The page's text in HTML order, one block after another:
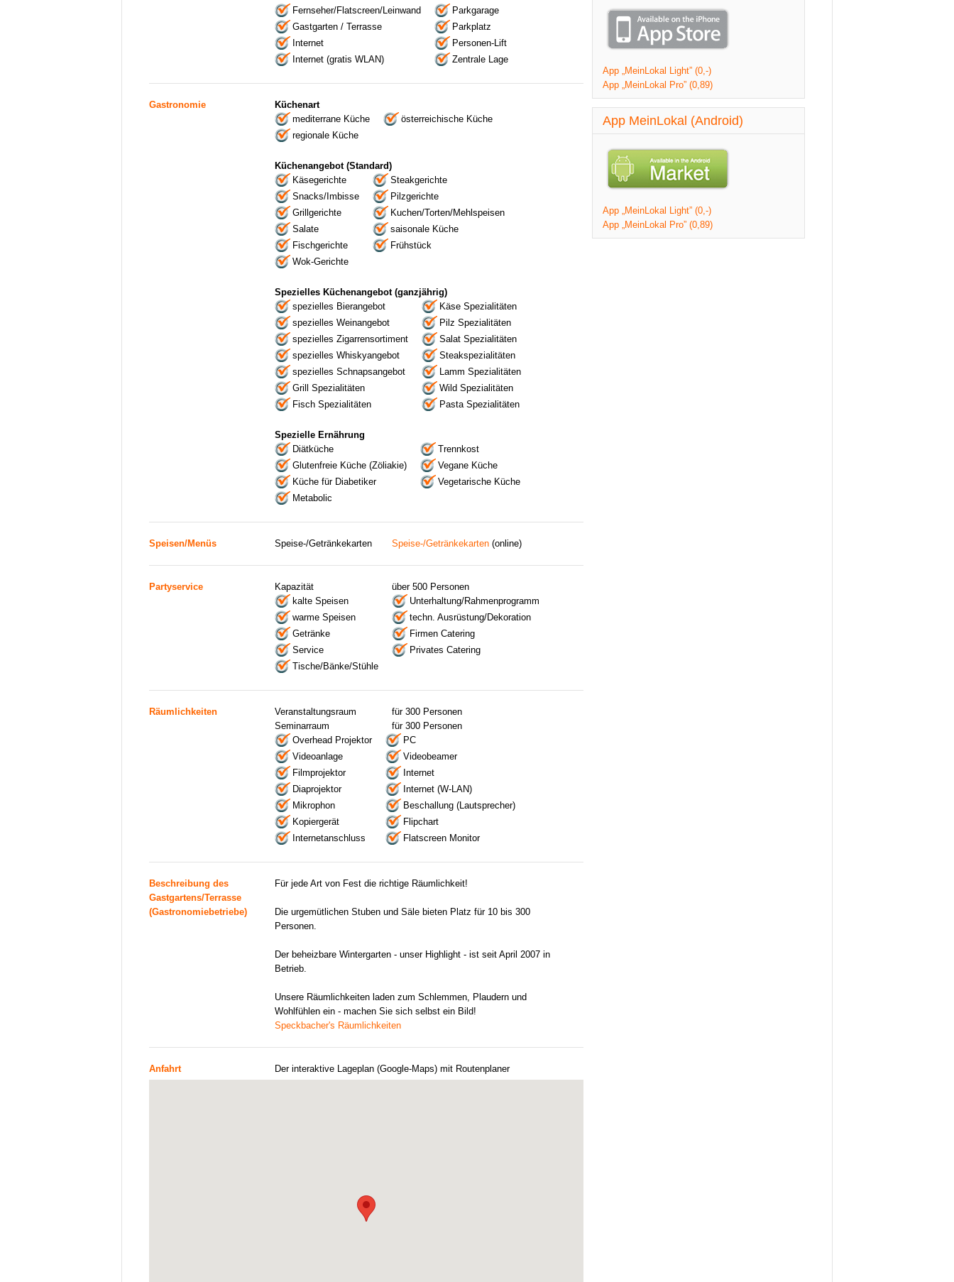
Fernseher/Flatscreen/Leinwand
Parkgarage
Gastgarten / Terrasse
Parkplatz
Internet
Personen-Lift
Internet (gratis WLAN)
Zentrale Lage
Gastronomie
Küchenart
mediterrane Küche
österreichische Küche
regionale Küche
Küchenangebot (Standard)
Käsegerichte
Steakgerichte
Snacks/Imbisse
Pilzgerichte
Grillgerichte
Kuchen/Torten/Mehlspeisen
Salate
saisonale Küche
Fischgerichte
Frühstück
Wok-Gerichte
Spezielles Küchenangebot (ganzjährig)
spezielles Bierangebot
Käse Spezialitäten
spezielles Weinangebot
Pilz Spezialitäten
spezielles Zigarrensortiment
Salat Spezialitäten
spezielles Whiskyangebot
Steakspezialitäten
spezielles Schnapsangebot
Lamm Spezialitäten
Grill Spezialitäten
Wild Spezialitäten
Fisch Spezialitäten
Pasta Spezialitäten
Spezielle Ernährung
Diätküche
Trennkost
Glutenfreie Küche (Zöliakie)
Vegane Küche
Küche für Diabetiker
Vegetarische Küche
Metabolic
Speisen/Menüs Speise-/Getränkekarten Speise-/Getränkekarten (online)
Partyservice Kapazität
über 500 Personen
kalte Speisen
Unterhaltung/Rahmenprogramm
warme Speisen
techn. Ausrüstung/Dekoration
Getränke
Firmen Catering
Service
Privates Catering
Tische/Bänke/Stühle
Räumlichkeiten Veranstaltungsraum
für 300 Personen
Seminarraum
für 300 Personen
Overhead Projektor
PC
Videoanlage
Videobeamer
Filmprojektor
Internet
Diaprojektor
Internet (W-LAN)
Mikrophon
Beschallung (Lautsprecher)
Kopiergerät
Flipchart
Internetanschluss
Flatscreen Monitor
Beschreibung des
Gastgartens/Terrasse
(Gastronomiebetriebe)
Für jede Art von Fest die richtige Räumlichkeit!
Die urgemütlichen Stuben und Säle bieten Platz für 10 bis 300
Personen.
Der beheizbare Wintergarten - unser Highlight - ist seit April 2007 in
Betrieb.
Unsere Räumlichkeiten laden zum Schlemmen, Plaudern und
Wohlfühlen ein - machen Sie sich selbst ein Bild!
Speckbacher's Räumlichkeiten
Anfahrt Der interaktive Lageplan (Google-Maps) mit Routenplaner
App „MeinLokal Light” (0,-)
App „MeinLokal Pro” (0,89)
App MeinLokal (Android)
App „MeinLokal Light” (0,-)
App „MeinLokal Pro” (0,89)